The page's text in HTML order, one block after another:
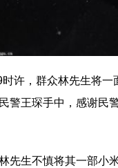
许，群众林先生将一
警王琛手中，感谢民
先生不慎将其一部小